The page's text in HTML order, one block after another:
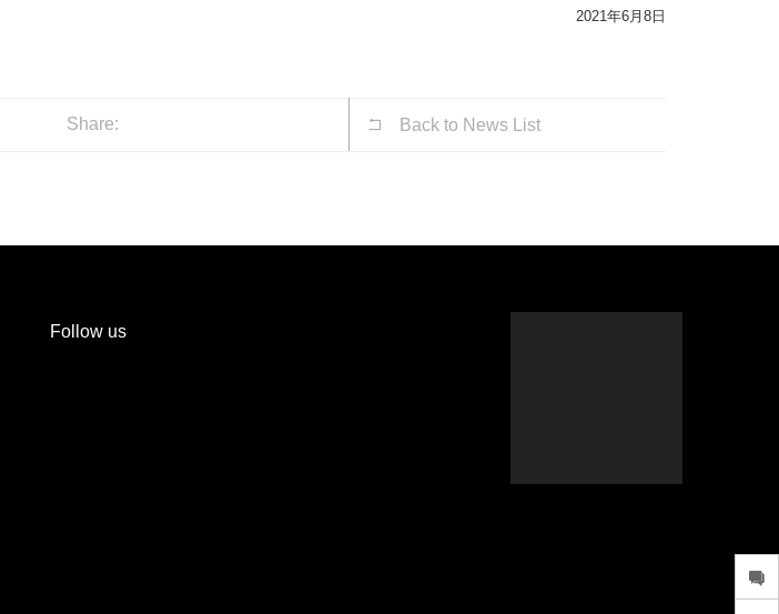
2021年6月8日
Share: Back to News List
Follow us